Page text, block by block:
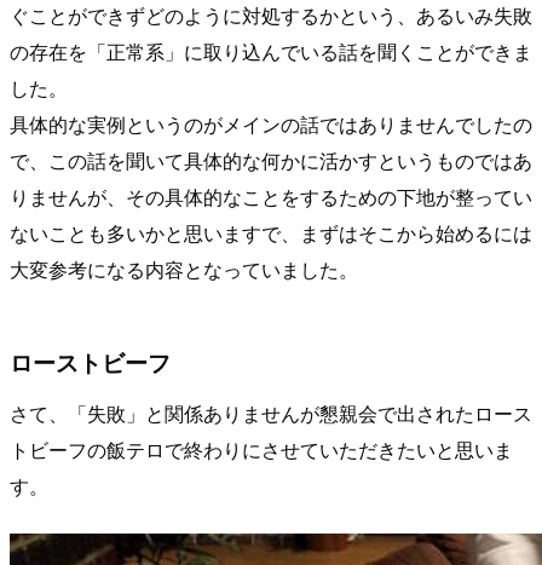
ぐことができずどのように対処するかという、あるいみ失敗
の存在を「正常系」に取り込んでいる話を聞くことができま
した。
具体的な実例というのがメインの話ではありませんでしたの
で、この話を聞いて具体的な何かに活かすというものではあ
りませんが、その具体的なことをするための下地が整ってい
ないことも多いかと思いますで、まずはそこから始めるには
大変参考になる内容となっていました。
ローストビーフ
さて、「失敗」と関係ありませんが懇親会で出されたロース
トビーフの飯テロで終わりにさせていただきたいと思いま
す。